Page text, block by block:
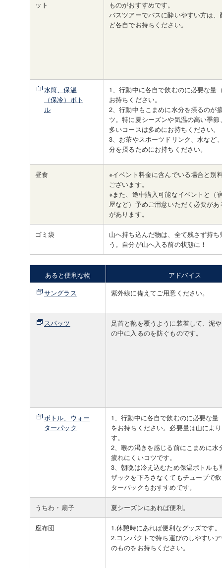
ット
ものがおすすめです。
バスツアーでバスに酔いやすい方は
ど各自でお持ちください。
水筒、保温
（保冷）ボト
ル
1、行動中に各自で飲むのに必要な量
お持ちください。
2、行動中もこまめに水分を摂るのが
ツ。特に夏シーズンや気温の高い季
多いコースは多めにお持ちください。
3、お茶やスポーツドリンク、水など
分を摂るためにお持ちください。
昼食
※イベント料金に含んでいる場合と別
ございます。
※また、途中購入可能なイベントと（
屋など）予めご用意いただく必要が
があります。
ゴミ袋
山へ持ち込んだ物は、全て残さず持
う。自分が山へ入る前の状態に！
あると便利な物
アドバイス
サングラス
紫外線に備えてご用意ください。
スパッツ
足首と靴を覆うように装着して、泥
の中に入るのを防ぐものです。
ボトル、ウォー
ターパック
1、行動中に各自で飲むのに必要な量
をお持ちください。必要量は山によ
す。
2、喉の渇きを感じる前にこまめに水
疲れにくいコツです。
3、朝晩は冷え込むため保温ボトルも
ザックを下ろさなくてもチューブで
ターパックもおすすめです。
うちわ・扇子 夏シーズンにあれば便利。
座布団
1.休憩時にあれば便利なグッズです。
2.コンパクトで持ち運びのしやすい
のものをお持ちください。